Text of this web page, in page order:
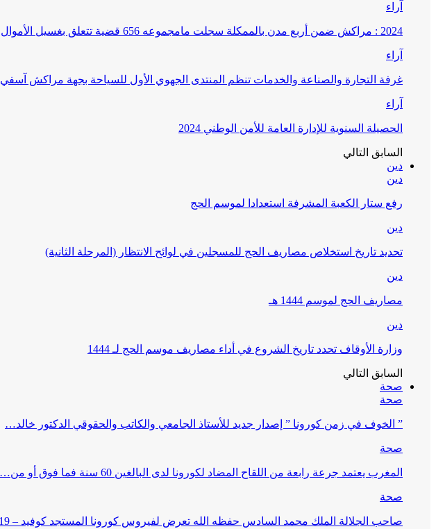
آراء
2024 : مراكش ضمن أربع مدن بالممكلة سجلت مامجموعه 656 قضية تتعلق بغسيل الأموال
آراء
غرفة التجارة والصناعة والخدمات تنظم المنتدى الجهوي الأول للسياحة بجهة مراكش آسفي
آراء
الحصيلة السنوية للإدارة العامة للأمن الوطني 2024
السابق التالي
دين
دين
رفع ستار الكعبة المشرفة استعدادا لموسم الحج
دين
تحديد تاريخ استخلاص مصاريف الحج للمسجلين في لوائح الانتظار (المرحلة الثانية)
دين
مصاريف الحج لموسم 1444 هـ
دين
وزارة الأوقاف تحدد تاريخ الشروع في أداء مصاريف موسم الحج لـ 1444
السابق التالي
صحة
صحة
” الخوف في زمن كورونا ” إصدار جديد للأستاذ الجامعي والكاتب والحقوقي الدكتور خالد…
صحة
المغرب يعتمد جرعة رابعة من اللقاح المضاد لكورونا لدى البالغين 60 سنة فما فوق أو من…
صحة
صاحب الجلالة الملك محمد السادس حفظه الله تعرض لفيروس كورونا المستجد كوفيد – 19 ، بدون…